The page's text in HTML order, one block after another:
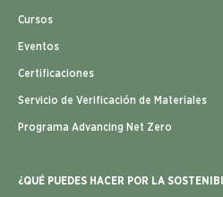
Cursos
Eventos
Certificaciones
Servicio de Verificación de Materiales
Programa Advancing Net Zero
¿QUÉ PUEDES HACER POR LA